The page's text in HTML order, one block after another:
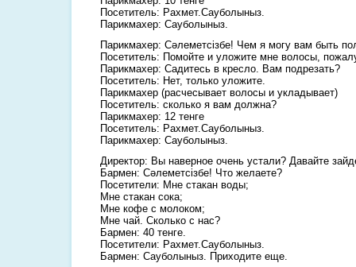
Посетитель: Рахмет.Сауболыныз.
Парикмахер: Сауболыныз.
Парикмахер: Сәлеметсізбе! Чем я могу вам быть
Посетитель: Помойте и уложите мне волосы,
Парикмахер: Садитесь в кресло. Вам подрезать?
Посетитель: Нет, только уложите.
Парикмахер (расчесывает волосы и укладывает)
Посетитель: сколько я вам должна?
Парикмахер: 12 тенге
Посетитель: Рахмет.Сауболыныз.
Парикмахер: Сауболыныз.
Директор: Вы наверное очень устали? Давайте
Бармен: Сәлеметсізбе! Что желаете?
Посетители: Мне стакан воды;
Мне стакан сока;
Мне кофе с молоком;
Мне чай. Сколько с нас?
Бармен: 40 тенге.
Посетители: Рахмет.Сауболыныз.
Бармен: Сауболыныз. Приходите еще.